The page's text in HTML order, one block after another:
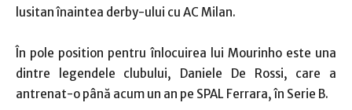
lusitan înaintea derby-ului cu AC Milan.
În pole position pentru înlocuirea lui Mourinho este una
dintre legendele clubului, Daniele De Rossi, care a
antrenat-o până acum un an pe SPAL Ferrara, în Serie B.